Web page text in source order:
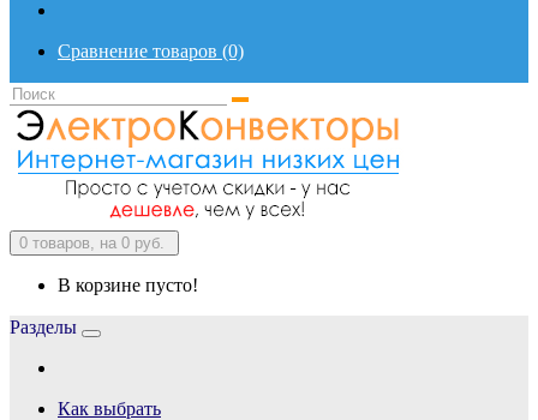
Сравнение товаров (0)
0 товаров, на 0 руб.
В корзине пусто!
Разделы
Как выбрать